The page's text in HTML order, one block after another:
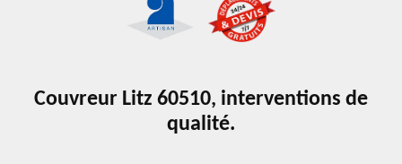
Couvreur Litz 60510, interventions de
qualité.